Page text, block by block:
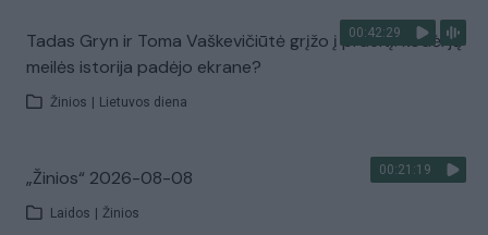
00:42:29
Tadas Gryn ir Toma Vaškevičiūtė grįžo į praeitį: kodėl jų
meilės istorija padėjo ekrane?
Žinios Lietuvos diena
00:21:19
„Žinios“ 2026-08-08
Laidos Žinios